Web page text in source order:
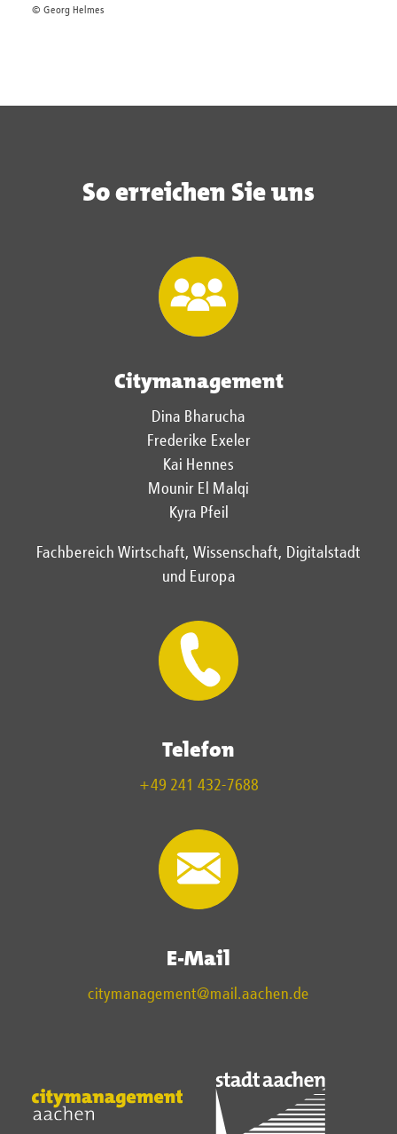
© Georg Helmes
So erreichen Sie uns
Citymanagement
Dina Bharucha
Frederike Exeler
Kai Hennes
Mounir El Malqi
Kyra Pfeil
Fachbereich Wirtschaft, Wissenschaft, Digitalstadt
und Europa
Telefon
+49 241 432-7688
E-Mail
citymanagement@mail.aachen.de